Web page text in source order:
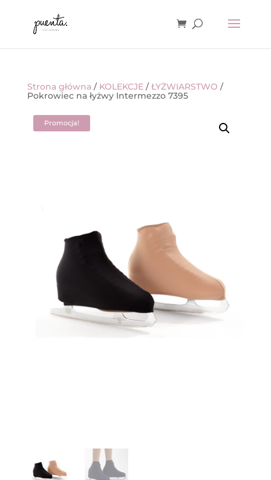
Strona główna / KOLEKCJE/ŁYŻWIARSTWO /
Pokrowiec na łyżwy Intermezzo 7395
Promocja!